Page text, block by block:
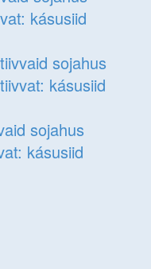
kásusiid
sojahus
kásusiid
sojahus
kásusiid